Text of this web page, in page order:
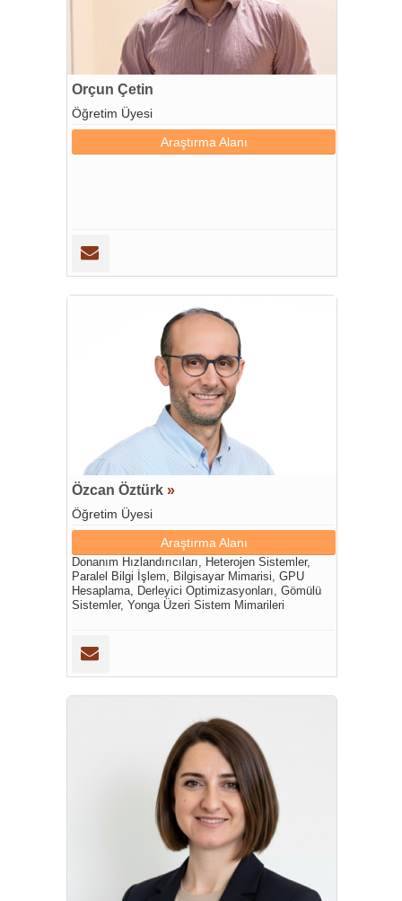
Orçun Çetin
Öğretim Üyesi
Araştırma Alanı
Özcan Öztürk »
Öğretim Üyesi
Araştırma Alanı
Donanım Hızlandırıcıları, Heterojen Sistemler,
Paralel Bilgi İşlem, Bilgisayar Mimarisi, GPU
Hesaplama, Derleyici Optimizasyonları, Gömülü
Sistemler, Yonga Üzeri Sistem Mimarileri